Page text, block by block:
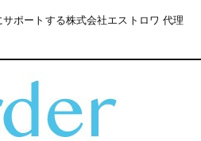
サポートする株式会社エストロワ 代理